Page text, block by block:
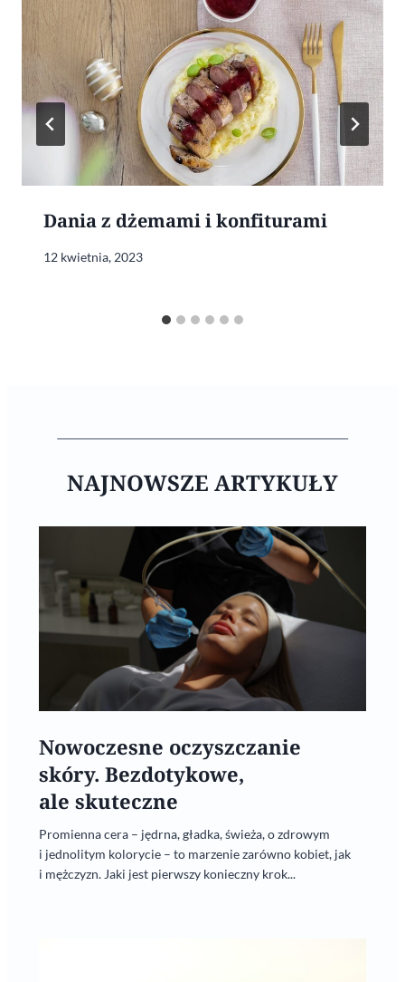
Dania z dżemami i konfiturami
12 kwietnia, 2023
NAJNOWSZE ARTYKUŁY
Nowoczesne oczyszczanie
skóry. Bezdotykowe,
ale skuteczne
Promienna cera – jędrna, gładka, świeża, o zdrowym
i jednolitym kolorycie – to marzenie zarówno kobiet, jak
i mężczyzn. Jaki jest pierwszy konieczny krok...